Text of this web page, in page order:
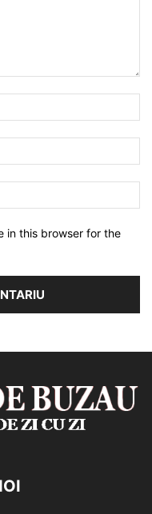
in this browser for the